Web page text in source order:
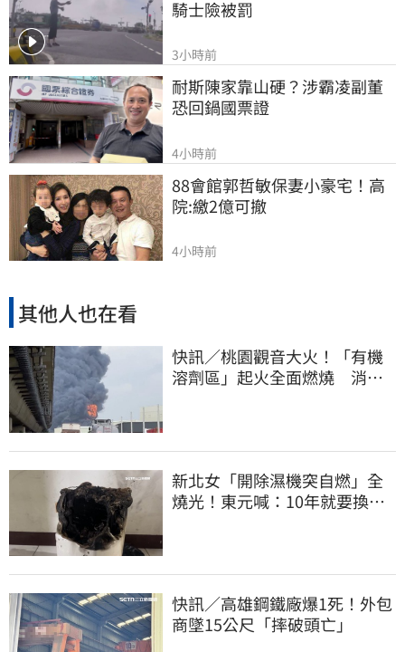
騎士險被罰
3小時前
耐斯陳家靠山硬？涉霸凌副董
恐回鍋國票證
4小時前
88會館郭哲敏保妻小豪宅！高
院:繳2億可撤
4小時前
其他人也在看
快訊／桃園觀音大火！「有機
溶劑區」起火全面燃燒 消
新北女「開除濕機突自燃」全
燒光！東元喊：10年就要換
快訊／高雄鋼鐵廠爆1死！外包
商墜15公尺「摔破頭亡」